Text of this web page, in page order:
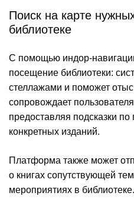
Поиск на карте
библиотеке
С помощью индор-
посещение библиотеки:
стеллажами и поможет
сопровождает
предоставляя подсказки по
конкретных изданий.
Платформа также может
о книгах сопутствующей
мероприятиях в библиотеке.